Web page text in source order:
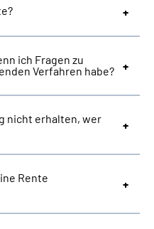
ich Fragen zu
Verfahren habe?
nicht erhalten, wer
Rente